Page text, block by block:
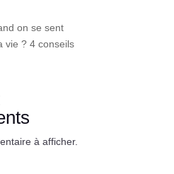
on se sent
vie ? 4 conseils
à afficher.